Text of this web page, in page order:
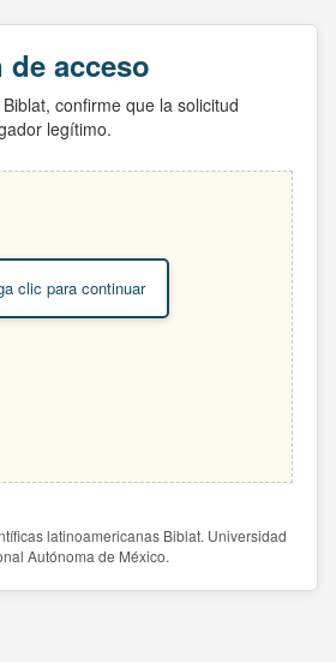
acceso
confirme que la solicitud
legítimo.
clic para continuar
latinoamericanas Biblat. Universidad
Autónoma de México.